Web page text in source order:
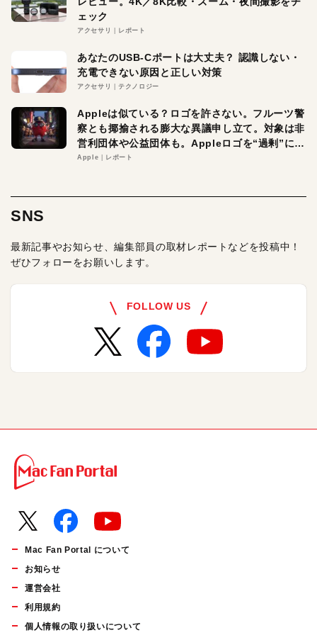
ェック
アクセサリ レポート
あなたのUSB-Cポートは大丈夫？ 認識しない・
充電できない原因と正しい対策
アクセサリ テクノロジー
Appleは似ている？ロゴを許さない。フルーツ警
察とも揶揄される膨大な異議申し立て。対象は非
営利団体や公益団体も。Appleロゴを“過剰”に守
る理由とは
Apple レポート
SNS
最新記事やお知らせ、編集部員の取材レポートなどを投稿中！
ぜひフォローをお願いします。
FOLLOW US
Mac Fan Portal について
お知らせ
運営会社
利用規約
個人情報の取り扱いについて